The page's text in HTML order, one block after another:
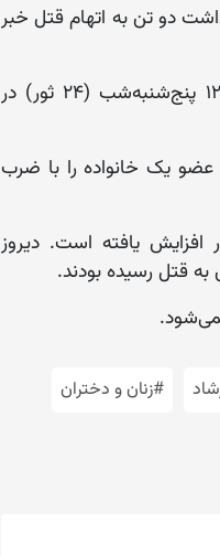
دو تن به اتهام قتل خبر
این فرماندهی با نشر اعلامیه‌ای گفته است که این رویداد حوالی ساعت ۱۲:۰۰ پنج‌شنبه‌شب (۲۴ ثور) در
یک خانواده را با ضرب
یافته است. دیروز
قتل رسیده بودند.
#زنان و دختران